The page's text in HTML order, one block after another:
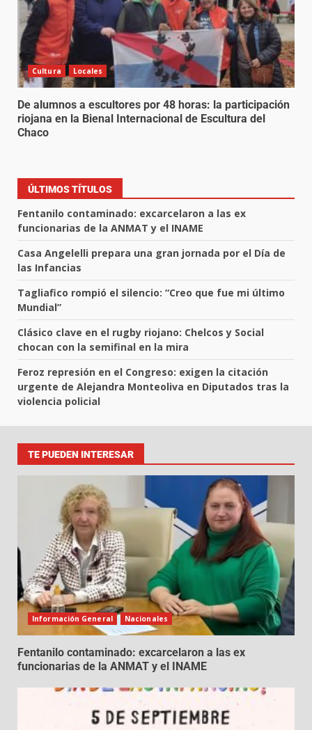
Cultura Locales
De alumnos a escultores por 48 horas: la participación
riojana en la Bienal Internacional de Escultura del
Chaco
ÚLTIMOS TÍTULOS
Fentanilo contaminado: excarcelaron a las ex
funcionarias de la ANMAT y el INAME
Casa Angelelli prepara una gran jornada por el Día de
las Infancias
Tagliafico rompió el silencio: “Creo que fue mi último
Mundial”
Clásico clave en el rugby riojano: Chelcos y Social
chocan con la semifinal en la mira
Feroz represión en el Congreso: exigen la citación
urgente de Alejandra Monteoliva en Diputados tras la
violencia policial
TE PUEDEN INTERESAR
Información General Nacionales
Fentanilo contaminado: excarcelaron a las ex
funcionarias de la ANMAT y el INAME